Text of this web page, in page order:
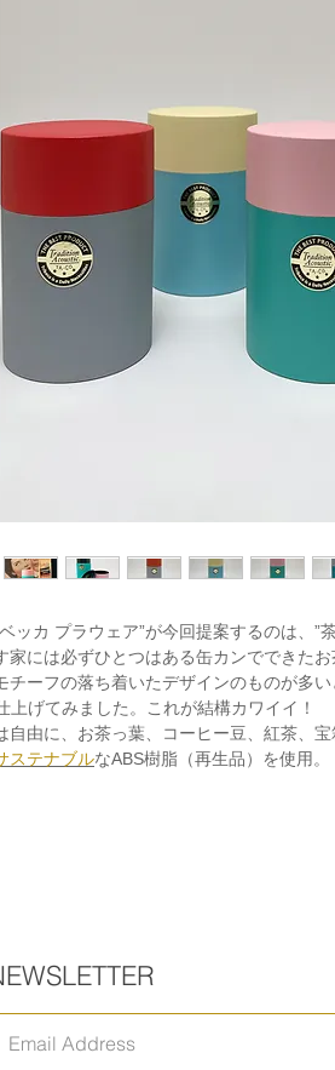
ッカ プラウェア”が今回提案するのは、”茶
家には必ずひとつはある缶カンでできたお
チーフの落ち着いたデザインのものが多
上げてみました。これが結構カワイイ！
自由に、お茶っ葉、コーヒー豆、紅茶、宝
ステナブルなABS樹脂（再生品）を使用。